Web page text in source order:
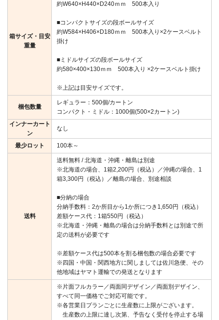
箱サイズ・目安
重量
約W640×H440×D240ｍｍ 500本入り
■コンパクトサイズの段ボールサイズ
約W584×H406×D180ｍｍ 500本入り×2ケースベルト
掛け
■ミドルサイズの段ボールサイズ
約580×400×130ｍｍ 500本入り ×2ケースベルト掛け
※上記は目安サイズです。
梱包数量
レギュラー：500個/カートン
コンパクト・ミドル：1000個(500×2カートン)
インナーカート
ン
なし
最少ロット 100本～
送料
送料無料 / 北海道・沖縄・離島は別途
※北海道の場合、1箱2,200円（税込）／沖縄の場合、1
箱3,300円（税込）／離島の場合、別途相談
■分納の場合
分納手数料：2か所目から1か所につき1,650円（税込）
差額ケース代：1箱550円（税込）
※北海道・沖縄・離島の場合は分納手数料とは別途で所
定の送料が必要です
※差額ケース代は500本を割る梱包数の場合必要です
※四国・中国・関西地方に関しましては佐川急便、その
他地域はヤマト運輸での発送となります
※片面フルカラー／両面同デザイン／両面別デザイン、
すべて同一価格でご対応可能です。
※各営業日プランごとに生産数に上限がございます。
生産数の上限に達し次第、予告なく受付を停止する場